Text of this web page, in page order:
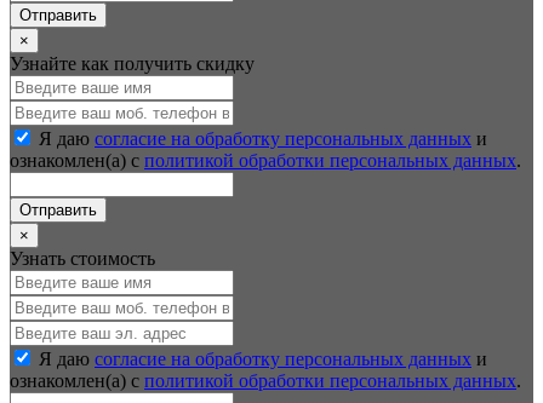
Отправить
×
Узнайте как получить скидку
Я даю согласие на обработку персональных данных и
ознакомлен(а) с политикой обработки персональных данных.
Отправить
×
Узнать стоимость
Я даю согласие на обработку персональных данных и
ознакомлен(а) с политикой обработки персональных данных.